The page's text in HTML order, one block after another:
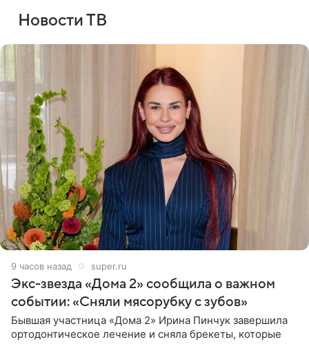
Новости ТВ
9 часов назад super.ru
Экс-звезда «Дома 2» сообщила о важном
событии: «Сняли мясорубку с зубов»
Бывшая участница «Дома 2» Ирина Пинчук завершила
ортодонтическое лечение и сняла брекеты, которые